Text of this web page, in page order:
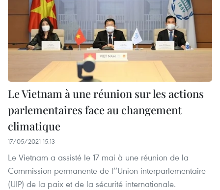
Le Vietnam à une réunion sur les actions
parlementaires face au changement
climatique
17/05/2021 15:13
Le Vietnam a assisté le 17 mai à une réunion de la
Commission permanente de l’’Union interparlementaire
(UIP) de la paix et de la sécurité internationale.